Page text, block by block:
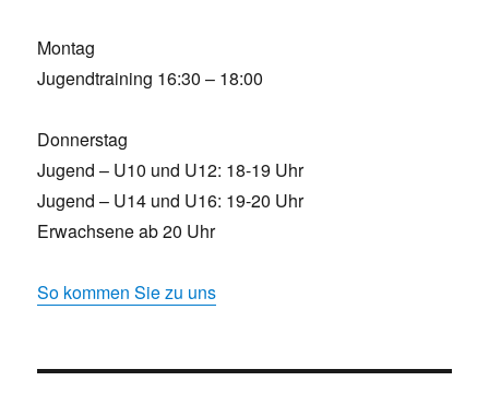
Montag
Jugendtraining 16:30 – 18:00
Donnerstag
Jugend – U10 und U12: 18-19 Uhr
Jugend – U14 und U16: 19-20 Uhr
Erwachsene ab 20 Uhr
So kommen Sie zu uns